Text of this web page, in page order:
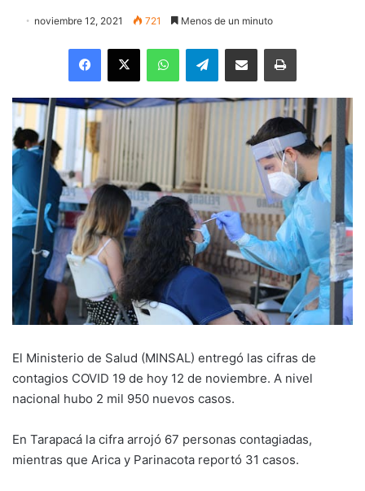
noviembre 12, 2021 721 Menos de un minuto
Facebook
X WhatsAppTelegramEnviar vía email Imprimir
El Ministerio de Salud (MINSAL) entregó las cifras de
contagios COVID 19 de hoy 12 de noviembre. A nivel
nacional hubo 2 mil 950 nuevos casos.
En Tarapacá la cifra arrojó 67 personas contagiadas,
mientras que Arica y Parinacota reportó 31 casos.